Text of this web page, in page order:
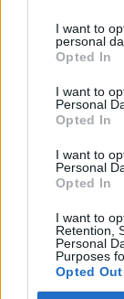
I want to
personal
Opted In
I want to
Personal
Opted In
I want to
Personal
Opted In
I want to
Retention,
Personal
Purposes
Opted Out